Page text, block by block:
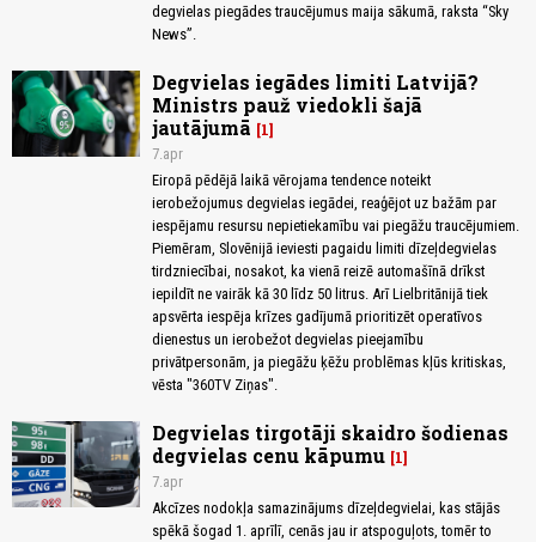
degvielas piegādes traucējumus maija sākumā, raksta “Sky
News”.
Degvielas iegādes limiti Latvijā?
Ministrs pauž viedokli šajā
jautājumā
1
7.apr
Eiropā pēdējā laikā vērojama tendence noteikt
ierobežojumus degvielas iegādei, reaģējot uz bažām par
iespējamu resursu nepietiekamību vai piegāžu traucējumiem.
Piemēram, Slovēnijā ieviesti pagaidu limiti dīzeļdegvielas
tirdzniecībai, nosakot, ka vienā reizē automašīnā drīkst
iepildīt ne vairāk kā 30 līdz 50 litrus. Arī Lielbritānijā tiek
apsvērta iespēja krīzes gadījumā prioritizēt operatīvos
dienestus un ierobežot degvielas pieejamību
privātpersonām, ja piegāžu ķēžu problēmas kļūs kritiskas,
vēsta "360TV Ziņas".
Degvielas tirgotāji skaidro šodienas
degvielas cenu kāpumu 1
7.apr
Akcīzes nodokļa samazinājums dīzeļdegvielai, kas stājās
spēkā šogad 1. aprīlī, cenās jau ir atspoguļots, tomēr to